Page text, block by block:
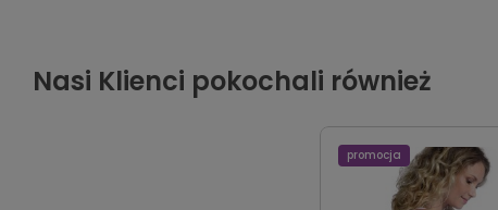
Nasi Klienci pokochali również
promocja